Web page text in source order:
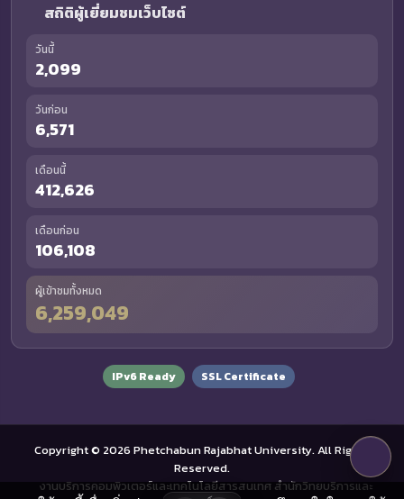
สถิติผู้เยี่ยมชมเว็บไซต์
วันนี้
2,099
วันก่อน
6,571
เดือนนี้
412,626
เดือนก่อน
106,108
ผู้เข้าชมทั้งหมด
6,259,049
IPv6 Ready SSL Certificate
Copyright © 2026 Phetchabun Rajabhat University. All Rights
Reserved.
งานบริการคอมพิวเตอร์และเทคโนโลยีสารสนเทศ สำนักวิทยบริการและ